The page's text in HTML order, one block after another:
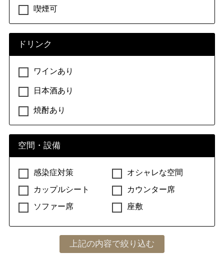
喫煙可
ドリンク
ワインあり
日本酒あり
焼酎あり
空間・設備
感染症対策
オシャレな空間
カップルシート
カウンター席
ソファー席
座敷